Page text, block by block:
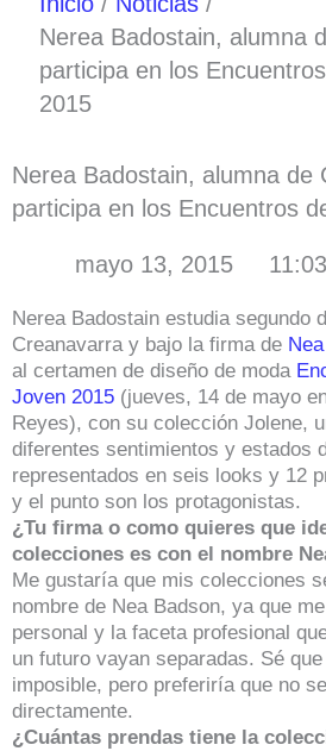
Nerea Badostain, alumna
participa en los
2015
Nerea Badostain, alumna de
participa en los Encuentros
mayo 13, 2015
Nerea Badostain estudia segundo
Creanavarra y bajo la firma de
al certamen de diseño de moda
Joven 2015 (jueves, 14 de mayo
Reyes), con su colección Jolene,
diferentes sentimientos y estados
representados en seis looks y 12
y el punto son los protagonistas.
¿Tu firma o como quieres que
colecciones es con el nombre
Me gustaría que mis colecciones
nombre de Nea Badson, ya que
personal y la faceta profesional
un futuro vayan separadas. Sé
imposible, pero preferiría que no
directamente.
¿Cuántas prendas tiene la